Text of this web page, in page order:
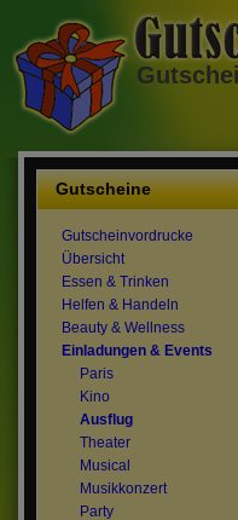
Gutscheine
Gutscheinvordrucke
Übersicht
Essen & Trinken
Helfen & Handeln
Beauty & Wellness
Einladungen & Events
Paris
Kino
Ausflug
Theater
Musical
Musikkonzert
Party